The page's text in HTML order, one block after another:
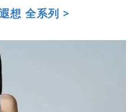
想 全系列 >